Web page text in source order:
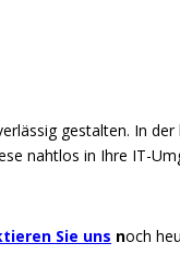
gestalten. In
nahtlos in Ihre IT-
Sie uns noch